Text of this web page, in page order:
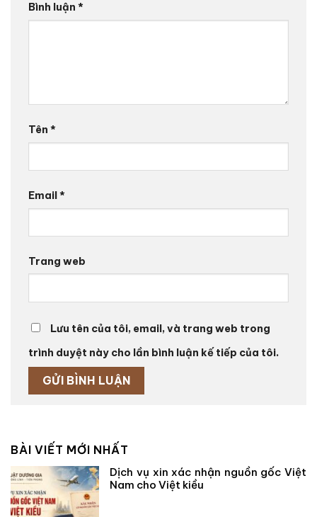
Bình luận *
Tên *
Email*
Trang web
Lưu tên của tôi, email, và trang web trong
trình duyệt này cho lần bình luận kế tiếp của tôi.
BÀI VIẾT MỚI NHẤT
Dịch vụ xin xác nhận nguồn gốc Việt
Nam cho Việt kiều